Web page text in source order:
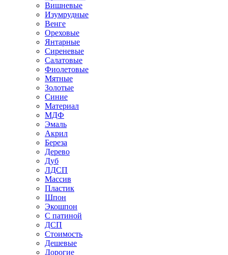
Вишневые
Изумрудные
Венге
Ореховые
Янтарные
Сиреневые
Салатовые
Фиолетовые
Мятные
Золотые
Синие
Материал
МДФ
Эмаль
Акрил
Береза
Дерево
Дуб
ЛДСП
Массив
Пластик
Шпон
Экошпон
С патиной
ДСП
Стоимость
Дешевые
Дорогие